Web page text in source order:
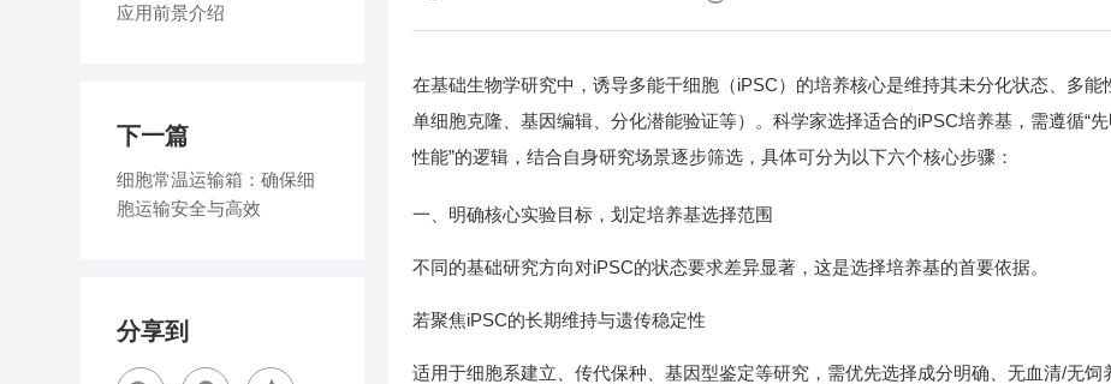
在基础生物学研究中，诱导多能干细胞（iPSC）的培养核心是维持其未分化状态、多
单细胞克隆、基因编辑、分化潜能验证等）。科学家选择适合的iPSC培养基，需遵循
性能”的逻辑，结合自身研究场景逐步筛选，具体可分为以下六个核心步骤：
一、明确核心实验目标，划定培养基选择范围
不同的基础研究方向对iPSC的状态要求差异显著，这是选择培养基的首要依据。
若聚焦iPSC的长期维持与遗传稳定性
适用于细胞系建立、传代保种、基因型鉴定等研究，需优先选择成分明确、无血清/无
应用前景介绍
下一篇
细胞常温运输箱：确保细
胞运输安全与高效
分享到